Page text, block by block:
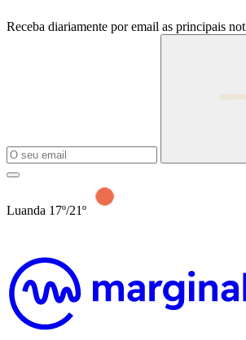
Receba diariamente por email as principais
Luanda 17º/21º